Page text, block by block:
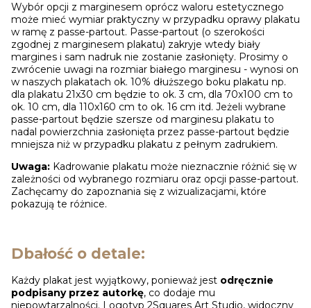
Wybór opcji z marginesem oprócz waloru estetycznego
może mieć wymiar praktyczny w przypadku oprawy plakatu
w ramę z passe-partout. Passe-partout (o szerokości
zgodnej z marginesem plakatu) zakryje wtedy biały
margines i sam nadruk nie zostanie zasłonięty. Prosimy o
zwrócenie uwagi na rozmiar białego marginesu - wynosi on
w naszych plakatach ok. 10% dłuższego boku plakatu np.
dla plakatu 21x30 cm będzie to ok. 3 cm, dla 70x100 cm to
ok. 10 cm, dla 110x160 cm to ok. 16 cm itd. Jeżeli wybrane
passe-partout będzie szersze od marginesu plakatu to
nadal powierzchnia zasłonięta przez passe-partout będzie
mniejsza niż w przypadku plakatu z pełnym zadrukiem.
Uwaga: Kadrowanie plakatu może nieznacznie różnić się w
zależności od wybranego rozmiaru oraz opcji passe-partout.
Zachęcamy do zapoznania się z wizualizacjami, które
pokazują te różnice.
Dbałość o detale:
Każdy plakat jest wyjątkowy, ponieważ jest odręcznie
podpisany przez autorkę, co dodaje mu
niepowtarzalności. Logotyp 2Squares Art Studio, widoczny